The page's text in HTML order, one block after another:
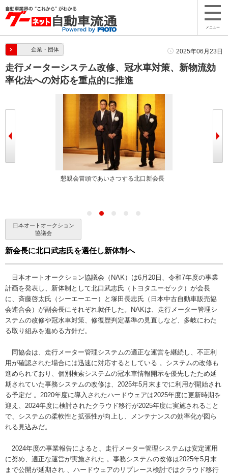
メニュー
企業・団体 2025年06月23日
走行メーターシステム改修、冠水車対策、新物流効
率化法への対応を重点的に推進
懇親会冒頭であいさつする北口新会長
日本オートオークション
協議会
新会長に北口武志氏を選任し新体制へ
日本オートオークション協議会（NAK）は6月20日、令和7年度の事業
計画を発表し、新体制として北口武志氏（トヨタユーゼック）が会長
に、斉藤啓太氏（シーエーエー）と塚田長志氏（日本中古自動車販売協
会連合会）が副会長にそれぞれ就任した。NAKは、走行メーター管理シ
ステムの改修や冠水車対策、修復歴判定基準の見直しなど、多岐にわた
る取り組みを進める方針だ。
同協会は、走行メーター管理システムの適正な運営を継続し、不正利
用が確認された場合には迅速に対応するとしている 。システムの改修も
進められており、個別検索システムの冠水車情報開示を優先したため延
期されていた事務システムの改修は、2025年5月末までに利用が開始され
る予定だ 。2020年度に導入されたハードウェアは2025年度に更新時期を
迎え、2024年度に検討されたクラウド移行が2025年度に実施されること
で、システムの柔軟性と拡張性が向上し、メンテナンスの効率化が図ら
れる見込みだ。
2024年度の事業報告によると、走行メーター管理システムは安定運用
に努め、適正な運営が実施された 。事務システムの改修は2025年5月末
まで公開が延期され 、ハードウェアのリプレース検討ではクラウド移行